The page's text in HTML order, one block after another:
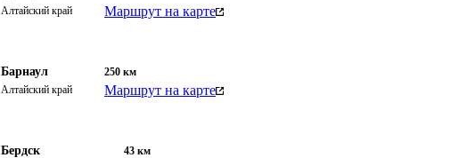
Алтайский край Маршрут на карте
Барнаул
Алтайский край
250 км
Маршрут на карте
Бердск 43 км